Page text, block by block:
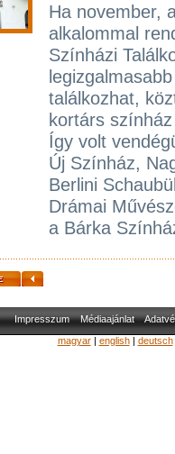
Ha november,
alkalommal
Színházi
találkozhat,
kortárs
Így volt
Új Színház,
Berlini
Drámai
a Bárka
Impresszum Médiaajánlat
magyar| english| deutsch